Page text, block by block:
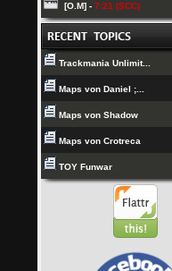
[O.M] - 7:21 (SCC)
Trackmania Unlimit...
Maps von Daniel ;...
Maps von Shadow
Maps von Crotreca
TOY Funwar